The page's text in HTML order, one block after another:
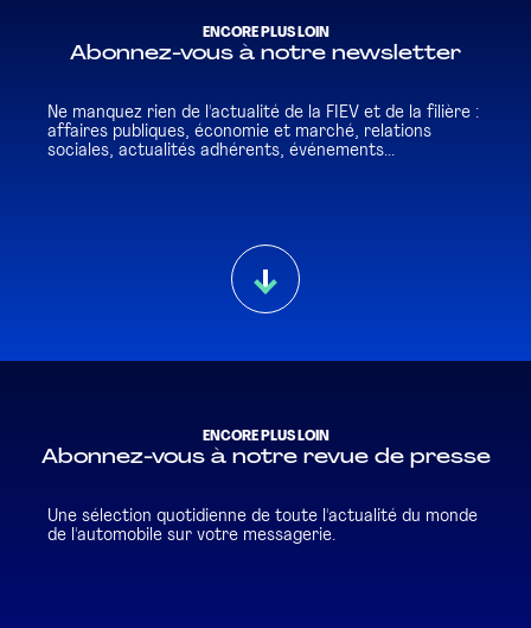
ENCORE PLUS LOIN
Abonnez-vous à notre newsletter
Ne manquez rien de l'actualité de la FIEV et de la filière :
affaires publiques, économie et marché, relations
sociales, actualités adhérents, événements...
ENCORE PLUS LOIN
Abonnez-vous à notre revue de presse
Une sélection quotidienne de toute l'actualité du monde
de l'automobile sur votre messagerie.